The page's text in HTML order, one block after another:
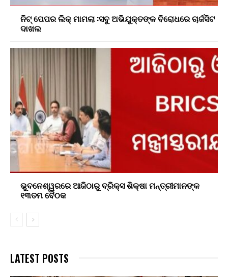
ନିଟ୍ ପେପର ଲିକ୍ ମାମଲା :ସବୁ ଅଭିଯୁକ୍ତଙ୍କ ବିରୋଧରେ ଚାର୍ଜସିଟ
ଦାଖଲ
ଭୁବନେଶ୍ୱରରେ ଆଜିଠାରୁ ବ୍ରିକ୍ସ ଶିକ୍ଷା ମନ୍ତ୍ରୀମାନଙ୍କ
୧୩ତମ ବୈଠକ
LATEST POSTS